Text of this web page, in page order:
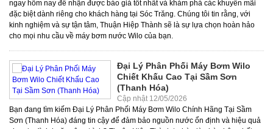
Đại Lý Phân Phối Máy Bơm Wilo
Chiết Khấu Cao Tại Sầm Sơn
(Thanh Hóa)
Cập nhật 12/05/2026
Bạn đang tìm kiếm Đại Lý Phân Phối Máy Bơm Wilo Chính Hãng Tại Sầm Sơn (Thanh Hóa) đáng tin cậy để đảm bảo nguồn nước ổn định và hiệu quả cho gia đình hoặc công trình? Thuận Hiệp Thành tự hào là nhà phân phối máy bơm nước Wilo hàng đầu, mang đến giải pháp cấp nước tối ưu với sản phẩm máy bơm nước Wilo chính hãng từ công nghệ Đức tiên tiến và sản xuất tại Hàn Quốc, cam kết chất lượng vượt trội và dịch vụ chuyên nghiệp ngay tại Thanh Hóa. Xem Bảng Giá Máy Bơm Wilo Mới Nhất Tại sao máy bơm nước Wilo lại là lựa chọn hàng đầu cho mọi công trình và gia đình tại Sầm Sơn, Thanh Hóa? Máy bơm Wilo nổi bật với công nghệ Đức tiên tiến, vận hành siêu êm ái, tiết kiệm điện năng vượt trội và độ bền bỉ đáng kinh ngạc, là giải pháp cấp nước hiệu quả, kinh tế cho mọi nhu cầu. Thương hiệu Wilo, với hơn 150 năm kinh nghiệm từ Đức và quy trình sản xuất hiện đại tại Hàn Quốc, đã khẳng định vị thế dẫn đầu trong ngành công nghiệp máy bơm. Khi lựa chọn máy bơm Wilo nhập khẩu, quý khách hàng tại Sầm Sơn và toàn tỉnh Thanh Hóa sẽ được trải nghiệm những ưu điểm vượt trội mà không dòng bơm nào có thể sánh kịp. Làm thế nào máy bơm Wilo mang lại hiệu quả vận hành êm ái và tiết kiệm điện năng đáng kể? Máy bơm Wilo sử dụng công nghệ biến tần tiên tiến, động cơ hiệu suất cao và thiết kế tối ưu thủy lực, giúp giảm thiểu ma sát, tiếng ồn, đồng thời điều chỉnh công suất linh hoạt theo nhu cầu sử dụng, tiết kiệm đến 30% điện năng so với bơm thông thường. Một trong những yếu tố quan trọng nhất khiến máy bơm Wilo được ưa chuộng là khả năng vận hành êm ái đến kinh ngạc. Với công nghệ giảm chấn tiên tiến và động cơ được tối ưu hóa, tiếng ồn của bom wilo được giảm thiểu tối đa, thường chỉ ở mức dưới 45 dB – tương đương tiếng nói chuyện thì thầm. Điều này đặc biệt quan trọng đối với các hộ gia đình hay những nơi yêu cầu sự yên tĩnh. Ví dụ, một máy bơm tăng áp biến tần Wilo như Wilo PB-201EA khi hoạt động có thể giúp bạn tiết kiệm chi phí điện đáng kể. Theo thống kê từ maybomnuocchinhhang.vn, khách hàng sử dụng máy bơm biến tần Wilo có thể giảm hóa đơn tiền điện cho hệ thống bơm nước từ 15% đến 30% mỗi tháng. Điều này không chỉ giúp giảm gánh nặng tài chính mà còn góp phần bảo vệ môi trường. Công nghệ biến tần Wilo tiên tiến mang lại những lợi ích vượt trội nào về độ bền và hiệu suất? Công nghệ biến tần Wilo giúp máy bơm hoạt động ổn định, giảm số lần khởi động/dừng, bảo vệ động cơ khỏi quá tải, kéo dài tuổi thọ thiết bị lên đến 10-15 năm, đồng thời duy trì áp lực nước luôn ổn định, không gây giật cục. Độ bền cao là một đặc điểm nổi bật khác của máy bơm wilo đức và máy bơm wilo hàn quốc. Các sản phẩm Wilo pump Vietnam được chế tạo từ vật liệu cao cấp như thép không gỉ, đồng nguyên chất, có khả năng chống ăn mòn và chịu nhiệt tốt, đảm bảo hoạt động ổn định trong nhiều môi trường khác nhau. Công nghệ biến tần Wilo không chỉ giúp tiết kiệm điện mà còn tối ưu hóa hiệu suất, giảm thiểu hao mòn cơ học. Điều này giúp tuổi thọ trung bình của một chiếc bơm wilo có thể lên tới 10-15 năm, thậm chí lâu hơn nếu được bảo trì đúng cách. Những dòng máy bơm Wilo tiêu biểu nào đang được Thuận Hiệp Thành phân phối tại Thanh Hóa và Sầm Sơn? Thuận Hiệp Thành cung cấp đa dạng các dòng máy bơm Wilo như bơm tăng áp, bơm đẩy cao, bơm tuần hoàn nước nóng, bơm chìm nước thải và bơm hóa chất, đáp ứng mọi nhu cầu từ dân dụng đến công nghiệp. Tại đại lý máy bơm Wilo của Thuận Hiệp Thành, chúng tôi hiểu rõ nhu cầu đa dạng của thị trường Sầm Sơn (Thanh Hóa). Do đó, chúng tôi cung cấp đầy đủ các dòng máy bơm wilo chất lượng cao, phù hợp với mọi ứng dụng từ gia đình đến các dự án lớn. Đâu là những dòng bơm tăng áp Wilo phổ biến nhất và ứng dụng thực tế của chúng? Các dòng bơm tăng áp Wilo như PB-201EA, PB-400EA, PW-251E, PWI-200EAH được ứng dụng rộng rãi để tăng áp lực nước cho vòi sen, máy giặt, bình nóng lạnh trong gia đình, biệt thự, nhà hàng, khách sạn, đặc biệt hiệu quả với công nghệ biến tần giữ áp lực ổn định. Dòng bơm tăng áp Wilo là giải pháp lý tưởng cho các gia đình và công trình tại Sầm Sơn gặp vấn đề về áp lực nước yếu. Các model tiêu biểu bao gồm: Wilo PB-201EA (200W): Phù hợp cho gia đình nhỏ, tăng áp cho 1-2 thiết bị cùng lúc. Lưu lượng tối đa 3.6 m³/h, cột áp 19m. Wilo PB-400EA (400W): Dành cho gia đình trung bình, biệt thự mini, cung cấp nước cho 3-4 thiết bị. Lưu lượng tối đa 4.8 m³/h, cột áp 22m. Wilo PW-251E (250W): Bơm tăng áp tự động, hoạt động êm ái, bền bỉ. Wilo PWI-200EAH: Dòng máy bơm tăng áp điện tử Wilo với công nghệ biến tần, duy trì áp lực ổn định tuyệt đối. Các dòng máy bơm tăng áp Wilo này không chỉ cung cấp áp lực nước mạnh mẽ mà còn được trang bị bình tích áp Wilo tích hợp hoặc rơ le máy bơm tăng áp Wilo thông minh, đảm bảo hoạt động ổn định và tiết kiệm năng lượng. Ứng dụng thực tế: cung cấp nước sinh hoạt cho các căn hộ, biệt thự, khách sạn, nhà nghỉ tại khu du lịch Sầm Sơn, đảm bảo trải nghiệm tiện nghi tối đa cho người sử dụng. Các model bơm đẩy cao Wilo nào phù hợp cho việc cấp nước lên các tầng cao và ứng dụng công nghiệp? Wilo MHI, Wilo Helix là những dòng bơm đẩy cao ly tâm đa tầng cánh mạnh mẽ, có khả năng đẩy nước lên các tòa nhà cao tầng, cung cấp nước cho hệ thống thủy lợi, công nghiệp, và cả hệ thống PCCC với hiệu suất vượt trội. Đối với nhu cầu cấp nước lên các tầng cao hoặc vận chuyển nước đi xa, Thuận Hiệp Thành giới thiệu các dòng bơm đẩy cao Wilo mạnh mẽ và bền bỉ: Wilo MHI (Multistage Horizontal Inline): Dòng bơm ly tâm đa tầng cánh, hiệu suất cao, đẩy nước lên đến hàng chục mét. Ví dụ: MHI 203 (0.55kW, cột áp 35m), MHI 404 (1.1kW, cột áp 45m). Wilo Helix (Vertical Multistage Centrifugal Pump): Dòng bơm ly tâm trục đứng, chuyên dụng cho các tòa nhà cao tầng, hệ thống cấp nước công nghiệp, PCCC. Có thể đẩy nước lên đến 100m hoặc hơn tùy model. Những dòng máy bơm nước wilo này được thiết kế để hoạt động liên tục, bền bỉ, mang lại hiệu quả vượt trội cho các công trình xây dựng, khu dân cư, hoặc các nhà máy tại Thanh Hóa. Giải pháp nào cho hệ thống nước nóng với bơm tuần hoàn Wilo? Bơm tuần hoàn Wilo, đặc biệt là dòng Wilo Star-Z, là giải pháp tối ưu cho việc cấp và hồi nước nóng nhanh chóng, ổn định trong các hệ thống nước nóng trung tâm, khách sạn, khu nghỉ dưỡng, đảm bảo luôn có nước nóng tức thì tại vòi. Để đảm bảo luôn có nước nóng tức thì tại vòi, Thuận Hiệp Thành cung cấp các dòng bơm tuần hoàn nước nóng Wilo. Các model như Wilo Star-Z 15, Wilo Star-Z 20 là những lựa chọn hàng đầu cho việc bơm hồi nước nóng Wilo trong các hệ thống nước nóng trung tâm của khách sạn, resort, biệt thự tại Sầm Sơn. Các dòng máy bơm nước nóng Wilo này được thiết kế đặc biệt để chịu nhiệt độ cao, hoạt động bền bỉ và tiết kiệm năng lượng. Các dòng bơm chìm Wilo và bơm hóa chất Wilo có ứng dụng gì trong thực tế? Bơm chìm Wilo chuyên dùng để bơm thoát nước thải, nước mưa, từ hầm chứa, ao hồ, trong khi bơm hóa chất Wilo đảm bảo an toàn và hiệu quả khi vận chuyển các chất lỏng ăn mòn trong công nghiệp. Bơm chìm Wilo: Dùng để bơm nước thải, nước mưa, nước tầng hầm. Các model máy bơm chìm nước thải Wilo như Wilo Drain TMW, Wilo TP là lựa chọn lý tưởng cho các công trình xử lý nước thải, thoát nước khu dân cư, hoặc các dự án công nghiệp. Bơm hóa chất Wilo: Được thiết kế đặc biệt để bơm các loại hóa chất ăn mòn, độc hại một cách an toàn và hiệu quả. Các dòng máy bơm hóa chất dạng từ Wilo (bơm từ Wilo) là ví dụ điển hình, đảm bảo không rò rỉ, an toàn tuyệt đối trong các nhà máy sản xuất, khu công nghiệp tại Thanh Hóa. Bơm hỏa tiễn Wilo: Dùng cho giếng khoan sâu, khai thác nước ngầm, tưới tiêu nông nghiệp. Làm thế nào để tra cứu và nhận được bảng giá máy bơm Wilo mới nhất từ Thuận Hiệp Thành? Thuận Hiệp Thành luôn cập nhật bảng giá máy bơm Wilo chi tiết, minh bạch trên website và qua tư vấn trực tiếp, đảm bảo khách hàng tại Sầm Sơn nhận được báo giá tốt nhất cùng nhiều ưu đãi hấp dẫn. Để giúp quý khách hàng tại Sầm Sơn và Thanh Hóa dễ dàng lựa chọn, Thuận Hiệp Thành liên tục cập nhật bảng giá máy bơm Wilo chi tiết và minh bạch. Giá thành của máy bơm wilo phụ thuộc vào nhiều yếu tố như công suất (máy bơm wilo 125W, máy bơm wilo 200W, máy bơm wilo 250W, máy bơm wilo 400W, máy bơm wilo 750W), loại bơm (tăng áp, đẩy cao, tuần hoàn), và công nghệ tích hợp (biến tần, điện tử). Xem Bảng Giá Máy Bơm Wilo Mới Nhất Dưới đây là một số hình ảnh về bảng giá máy bơm Wilo để quý khách tham khảo. Để nhận báo giá máy bơm Wilo chính xác và mới nhất, cùng với các chương trình ưu đãi, khuyến mãi đặc biệt, quý khách vui lòng liên hệ trực tiếp với Thuận Hiệp Thành. Chúng tôi cam kết mang đến giá tốt nhất, đặc biệt có chiết khấu cao khi mua số lượng lớn cho các dự án. Làm thế nào để chọn mua và kiểm tra máy bơm Wilo chính hãng, đảm bảo chất lượng? Để đảm bảo mua được máy bơm Wilo chính hãng, quý khách cần tham khảo catalogue Wilo, kiểm tra kỹ tem nhãn, số series, chứng nhận CO/CQ và lựa chọn đại lý phân phối máy bơm Wilo uy tín như Thuận Hiệp Thành. Việc lựa chọn đúng máy bơm nước Wilo chính hãng là yếu tố then chốt để đảm bảo hiệu suất và độ bền cho hệ thống cấp nước của bạn. Tại Sầm Sơn, Thanh Hóa, Thuận Hiệp Thành cam kết chỉ phân phối sản phẩm Wilo có nguồn gốc rõ ràng, đầy đủ giấy tờ chứng nhận. Dưới đây là các bước giúp bạn tự tin lựa chọn: Xem catalogue bơm Wilo và thông số kỹ thuật: Trước khi mua, hãy tham khảo wilo pump catalogue pdf hoặc wilo catalogue online trên website của Thuận Hiệp Thành hoặc trang chủ của Wilo Việt Nam. Catalogue cung cấp thông tin chi tiết về từng dòng sản phẩm, công suất, lưu lượng, cột áp, và ứng dụng cụ thể. Ví dụ, nếu bạn cần bơm tăng áp Wilo cho gia đình 3-4 phòng tắm, catalogue sẽ giúp bạn xác định model phù hợp như Wilo PB-350EA hoặc Wilo PW-750E. Kiểm tra tem nhãn và số series: Mỗi sản phẩm Wilo chính hãng đều có tem nhãn rõ ràng, sắc nét với logo Wilo, thông tin model, công suất, điện áp và số series duy nhất. Số series này có thể được dùng để truy xuất nguồn gốc sản phẩm trên hệ thống của công ty Wilo Việt Nam. Chứng nhận CO/CQ: Yêu cầu nhà cung cấp cung cấ